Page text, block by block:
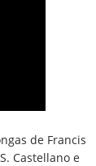
de Francis
Castellano e